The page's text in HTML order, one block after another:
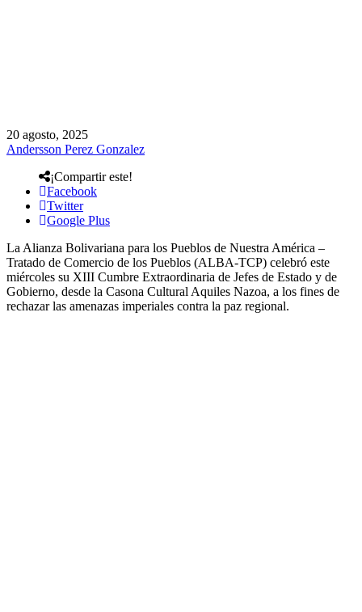
20 agosto, 2025
Andersson Perez Gonzalez
¡Compartir este!
Facebook
Twitter
Google Plus
La Alianza Bolivariana para los Pueblos de Nuestra América –
Tratado de Comercio de los Pueblos (ALBA-TCP) celebró este
miércoles su XIII Cumbre Extraordinaria de Jefes de Estado y de
Gobierno, desde la Casona Cultural Aquiles Nazoa, a los fines de
rechazar las amenazas imperiales contra la paz regional.